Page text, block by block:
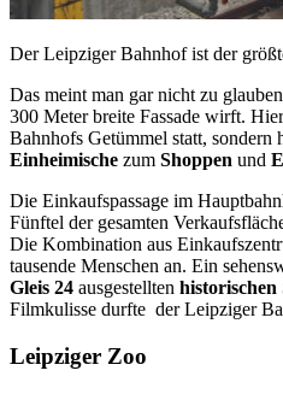
Der Leipziger Bahnhof ist der
Das meint man gar nicht zu
300 Meter breite Fassade wirft.
Bahnhofs Getümmel statt, sondern
Einheimische zum Shoppen und
Die Einkaufspassage im
Fünftel der gesamten
Die Kombination aus
tausende Menschen an. Ein
Gleis 24 ausgestellten historischen
Filmkulisse durfte der Leipziger
Leipziger Zoo